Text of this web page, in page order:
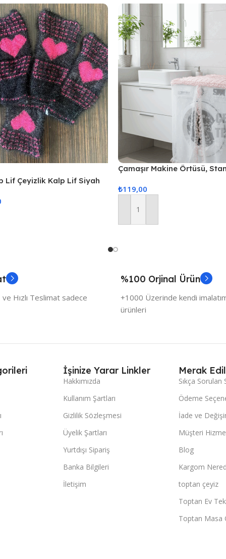
Lif Çeyizlik Kalp Lif Siyah
Çamaşır Makine Örtüsü,
₺119,00
Sepete Ekle
ve Hızlı Teslimat sadece
%100 Orjinal Ürün
+1000 Üzerinde kendi
ürünleri
İşinize Yarar Linkler
Hakkımızda
Kullanım Şartları
Gizlilik Sözleşmesi
Üyelik Şartları
Yurtdışı Sipariş
Banka Bilgileri
İletişim
Merak
Sıkça Sorulan
Ödeme
İade ve
Müşteri
Blog
Kargom
toptan çeyiz
Toptan Ev
Toptan Masa